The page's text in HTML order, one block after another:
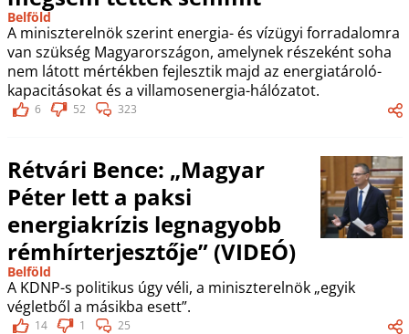
Belföld
A miniszterelnök szerint energia- és vízügyi forradalomra
van szükség Magyarországon, amelynek részeként soha
nem látott mértékben fejlesztik majd az energiatároló-
kapacitásokat és a villamosenergia-hálózatot.
6 52 323
Rétvári Bence: „Magyar
Péter lett a paksi
energiakrízis legnagyobb
rémhírterjesztője” (VIDEÓ)
Belföld
A KDNP-s politikus úgy véli, a miniszterelnök „egyik
végletből a másikba esett”.
14 1 25